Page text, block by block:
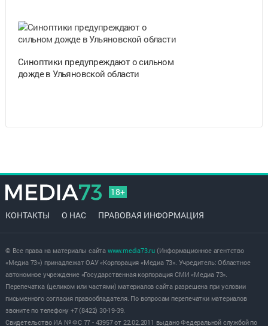
Синоптики предупреждают о сильном
дожде в Ульяновской области
18+
КОНТАКТЫ О НАС ПРАВОВАЯ ИНФОРМАЦИЯ
© Все права на материалы сайта www.media73.ru(Информационное агентство
«Медиа 73») принадлежат ОАУ «Корпорация «Медиа 73». Учредитель: Областное
автономное учреждение «Государственная корпорация СМИ «Медиа 73».
Перепечатка (целиком или частями) материалов сайта разрешена при условии
письменного согласия правообладателя. По вопросам перепечатки материалов
звоните по телефону +7 (8422) 30-19-39.
Свидетельство ИА № ФС 77 - 43957 от 22.02.2011 выдано Федеральной службой по